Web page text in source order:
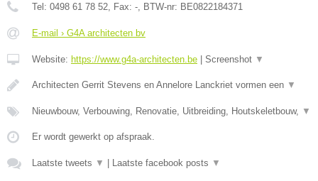
Tel: 0498 61 78 52 , Fax: - , BTW-nr: BE0822184371
E-mail › G4A architecten bv
Website: https://www.g4a-architecten.be Screenshot ▼
Architecten Gerrit Stevens en Annelore Lanckriet vormen een ▼
Nieuwbouw, Verbouwing, Renovatie, Uitbreiding, Houtskeletbouw, ▼
Er wordt gewerkt op afspraak.
Laatste tweets ▼ Laatste facebook posts ▼